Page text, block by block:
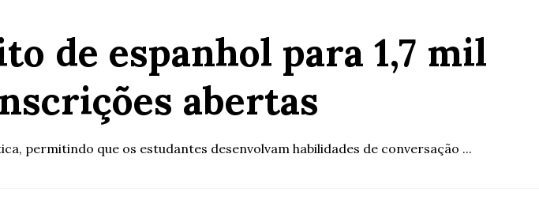
de espanhol para 1,7 mil
abertas
permitindo que os estudantes desenvolvam habilidades de conversação ...